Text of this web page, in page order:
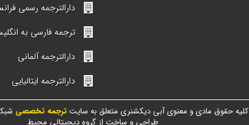
دارالترجمه رسمی
ترجمه فارسی به
دارالترجمه آلمانی
دارالترجمه ایتالیایی
کلیه حقوق مادی و معنوی آبی دیکشنری متعلق به سایتترجمه تخصصی
طراحی و ساخت از گروه دیجیتالی محیط